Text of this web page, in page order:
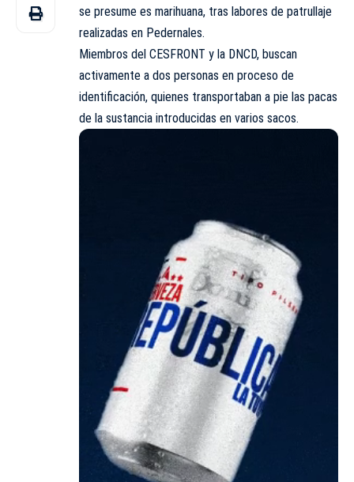
se presume es marihuana, tras labores de patrullaje
realizadas en Pedernales.
Miembros del CESFRONT y la DNCD, buscan
activamente a dos personas en proceso de
identificación, quienes transportaban a pie las pacas
de la sustancia introducidas en varios sacos.